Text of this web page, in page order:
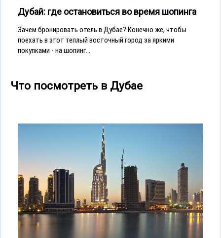
Дубай: где остановиться во время шопинга
Зачем бронировать отель в Дубае? Конечно же, чтобы
поехать в этот теплый восточный город за яркими
покупками - на шопинг...
Что посмотреть в Дубае